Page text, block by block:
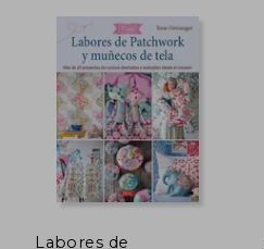
Labores de